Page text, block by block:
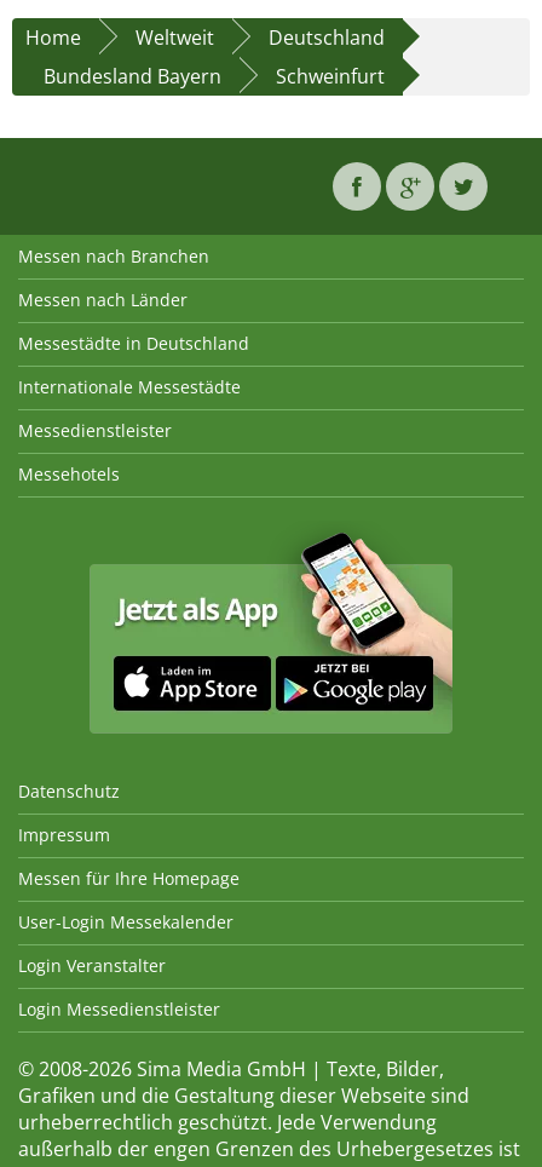
Home Weltweit
Deutschland
Bundesland Bayern
Schweinfurt
Messen nach Branchen
Messen nach Länder
Messestädte in Deutschland
Internationale Messestädte
Messedienstleister
Messehotels
Datenschutz
Impressum
Messen für Ihre Homepage
User-Login Messekalender
Login Veranstalter
Login Messedienstleister
© 2008-2026 Sima Media GmbH | Texte, Bilder,
Grafiken und die Gestaltung dieser Webseite sind
urheberrechtlich geschützt. Jede Verwendung
außerhalb der engen Grenzen des Urhebergesetzes ist